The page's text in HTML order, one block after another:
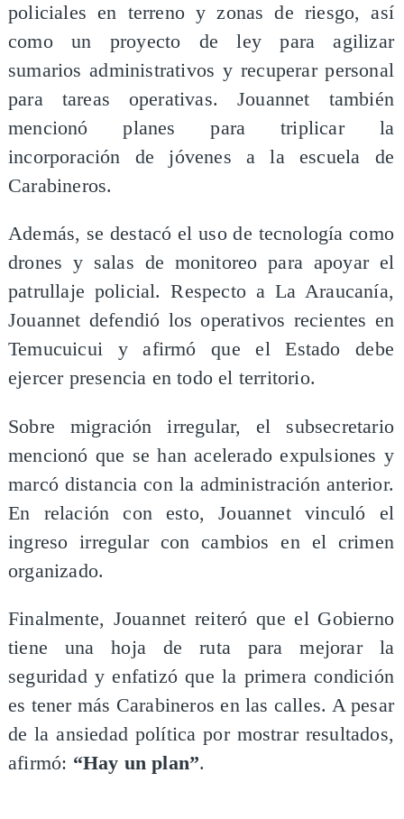
policiales en terreno y zonas de riesgo, así
como un proyecto de ley para agilizar
sumarios administrativos y recuperar personal
para tareas operativas. Jouannet también
mencionó planes para triplicar la
incorporación de jóvenes a la escuela de
Carabineros.
Además, se destacó el uso de tecnología como
drones y salas de monitoreo para apoyar el
patrullaje policial. Respecto a La Araucanía,
Jouannet defendió los operativos recientes en
Temucuicui y afirmó que el Estado debe
ejercer presencia en todo el territorio.
Sobre migración irregular, el subsecretario
mencionó que se han acelerado expulsiones y
marcó distancia con la administración anterior.
En relación con esto, Jouannet vinculó el
ingreso irregular con cambios en el crimen
organizado.
Finalmente, Jouannet reiteró que el Gobierno
tiene una hoja de ruta para mejorar la
seguridad y enfatizó que la primera condición
es tener más Carabineros en las calles. A pesar
de la ansiedad política por mostrar resultados,
afirmó: “Hay un plan”.